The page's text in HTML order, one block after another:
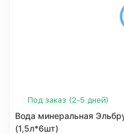
Под заказ (2-5 дней)
Вода минеральная
(1,5л*6шт)